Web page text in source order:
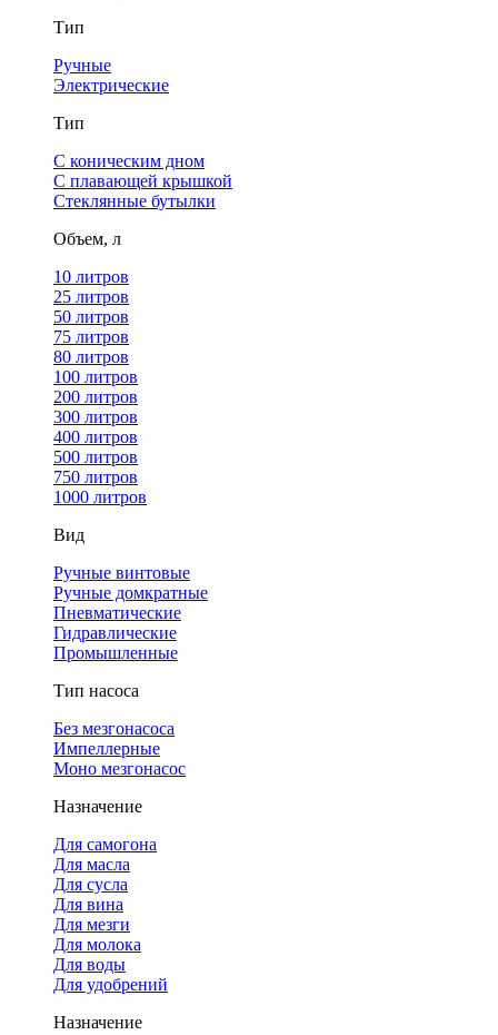
Тип
Ручные
Электрические
Тип
С коническим дном
С плавающей крышкой
Стеклянные бутылки
Объем, л
10 литров
25 литров
50 литров
75 литров
80 литров
100 литров
200 литров
300 литров
400 литров
500 литров
750 литров
1000 литров
Вид
Ручные винтовые
Ручные домкратные
Пневматические
Гидравлические
Промышленные
Тип насоса
Без мезгонасоса
Импеллерные
Моно мезгонасос
Назначение
Для самогона
Для масла
Для сусла
Для вина
Для мезги
Для молока
Для воды
Для удобрений
Назначение